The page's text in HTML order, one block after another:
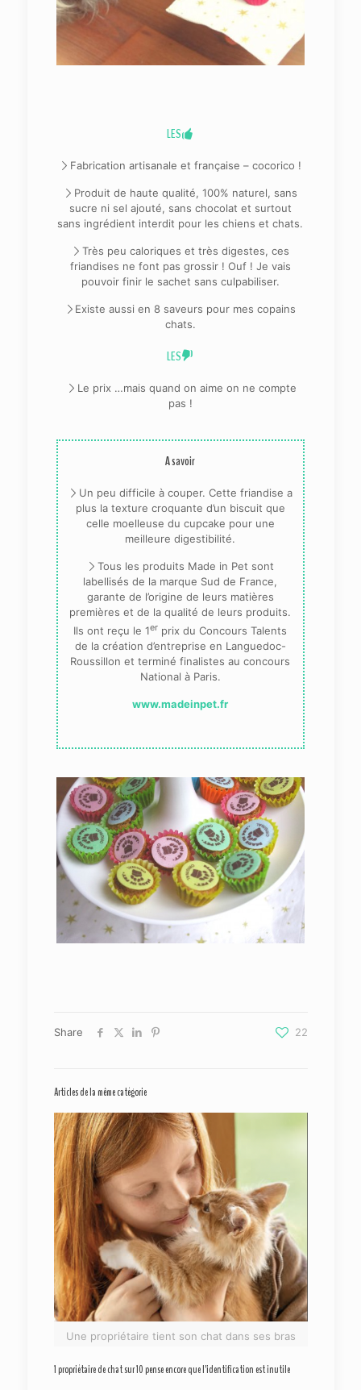
LES
Fabrication artisanale et française – cocorico !
Produit de haute qualité, 100% naturel, sans
sucre ni sel ajouté, sans chocolat et surtout
sans ingrédient interdit pour les chiens et chats.
Très peu caloriques et très digestes, ces
friandises ne font pas grossir ! Ouf ! Je vais
pouvoir finir le sachet sans culpabiliser.
Existe aussi en 8 saveurs pour mes copains
chats.
LES
Le prix …mais quand on aime on ne compte
pas !
A savoir
Un peu difficile à couper. Cette friandise a
plus la texture croquante d’un biscuit que
celle moelleuse du cupcake pour une
meilleure digestibilité.
Tous les produits Made in Pet sont
labellisés de la marque Sud de France,
garante de l’origine de leurs matières
premières et de la qualité de leurs produits.
Ils ont reçu le 1er prix du Concours Talents
de la création d’entreprise en Languedoc-
Roussillon et terminé finalistes au concours
National à Paris.
www.madeinpet.fr
Share 22
Articles de la même catégorie
Une propriétaire tient son chat dans ses bras
1 propriétaire de chat sur 10 pense encore que l’identification est inutile